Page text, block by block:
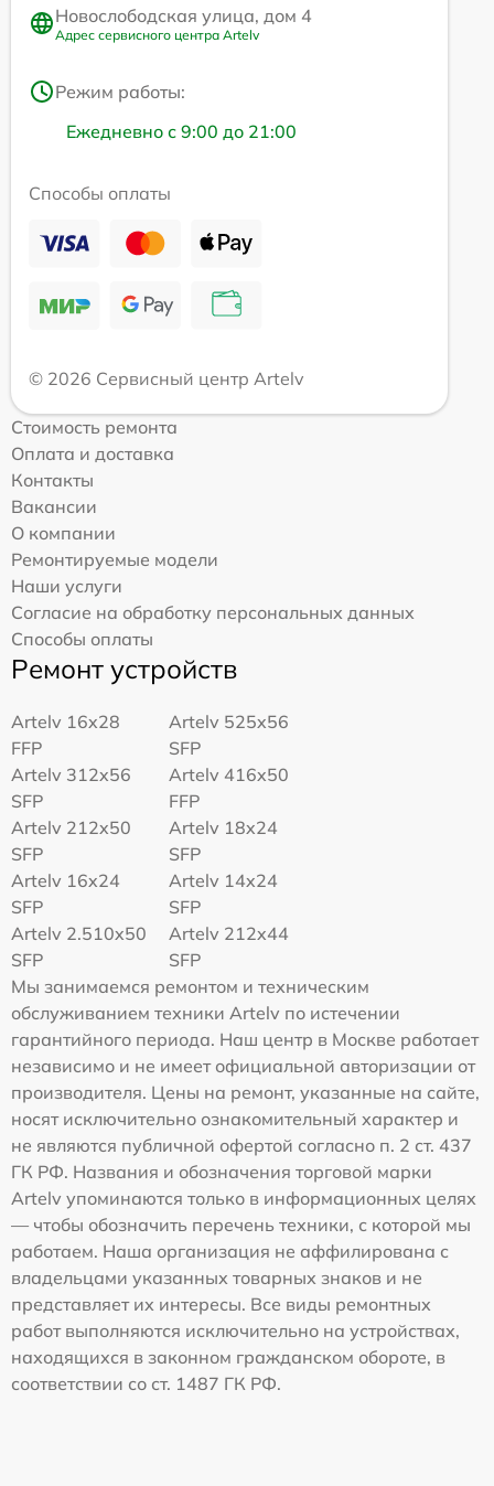
Новослободская улица, дом 4
Адрес сервисного центра Artelv
Режим работы:
Ежедневно с 9:00 до 21:00
Способы оплаты
© 2026 Сервисный центр Artelv
Стоимость ремонта
Оплата и доставка
Контакты
Вакансии
О компании
Ремонтируемые модели
Наши услуги
Согласие на обработку персональных данных
Способы оплаты
Ремонт устройств
Artelv 16x28
FFP
Artelv 525x56
SFP
Artelv 312x56
SFP
Artelv 416x50
FFP
Artelv 212x50
SFP
Artelv 18x24
SFP
Artelv 16x24
SFP
Artelv 14x24
SFP
Artelv 2.510x50
SFP
Artelv 212x44
SFP
Мы занимаемся ремонтом и техническим
обслуживанием техники Artelv по истечении
гарантийного периода. Наш центр в Москве работает
независимо и не имеет официальной авторизации от
производителя. Цены на ремонт, указанные на сайте,
носят исключительно ознакомительный характер и
не являются публичной офертой согласно п. 2 ст. 437
ГК РФ. Названия и обозначения торговой марки
Artelv упоминаются только в информационных целях
— чтобы обозначить перечень техники, с которой мы
работаем. Наша организация не аффилирована с
владельцами указанных товарных знаков и не
представляет их интересы. Все виды ремонтных
работ выполняются исключительно на устройствах,
находящихся в законном гражданском обороте, в
соответствии со ст. 1487 ГК РФ.